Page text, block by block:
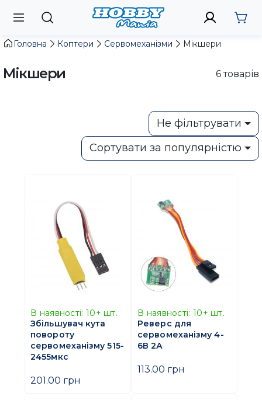
Головна Коптери Сервомеханізми Мікшери
Мікшери 6товарів
Не фільтрувати
Сортувати за популярністю
В наявності: 10+ шт.
Збільшувач кута
повороту
сервомеханізму 515-
2455мкс
201.00 грн
В наявності: 10+ шт.
Реверс для
сервомеханізму 4-
6В 2А
113.00 грн